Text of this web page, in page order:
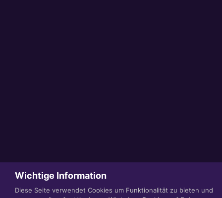
Wichtige Information
Diese Seite verwendet Cookies um Funktionalität zu bieten und